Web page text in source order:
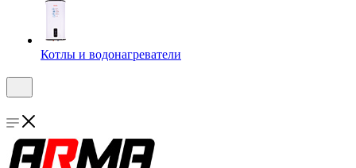
Котлы и водонагреватели